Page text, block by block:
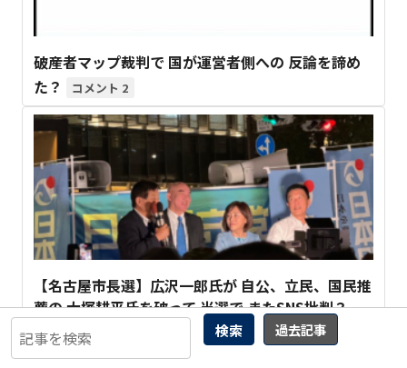
検索 過去記事
破産者マップ裁判で 国が運営者側への 反論を諦め
た？
2
【名古屋市長選】広沢一郎氏が 自公、立民、国民推
薦の 大塚耕平氏を破って 当選で またSNS批判？